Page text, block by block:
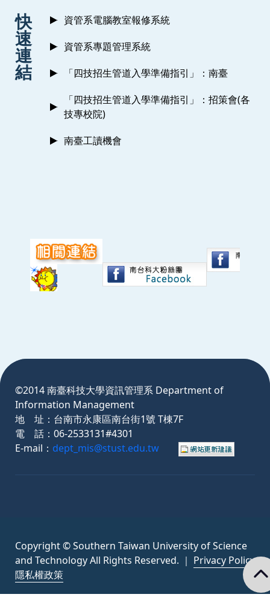
:::
快
速
連
結
資管系電腦教室報修系統
資管系專題管理系統
「四技招生管道入學準備指引」：南臺
「四技招生管道入學準備指引」：招策會(各
技專校院)
南臺工讀機會
©2014 南臺科技大學資訊管理系 Department of
Information Management
地 址：台南市永康區南台街1號 T棟7F
電 話：06-2533131#4301
E-mail： dept_mis@stust.edu.tw
Copyright © Southern Taiwan University of Science
and Technology All Rights Reserved. ｜ Privacy Policy
隱私權政策